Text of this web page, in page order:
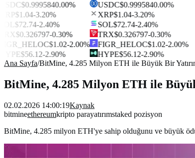
$0.9995840.00%
$1.04-3.20%
$72.74-2.40%
$0.326797-0.30%
$1.02-2.00%
$56.12-2.90%
USDC$0.9995840.00%
XRP$1.04-3.20%
SOL$72.74-2.40%
TRX$0.326797-0.30%
FIGR_HELOC$1.02-2.00%
HYPE$56.12-2.90%
Ana Sayfa/BitMine, 4.285 Milyon ETH ile Büyük Bir
BitMine, 4.285 Milyon ETH ile
02.02.2026 14:00:19Kaynak
bitmineethereumkripto parayatırımstaked pozisyon
BitMine, 4.285 milyon ETH'ye sahip olduğunu ve büyük